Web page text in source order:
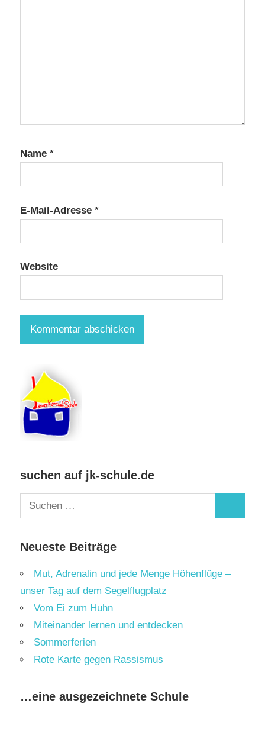
Name *
E-Mail-Adresse *
Website
suchen auf jk-schule.de
Suchen
nach:
Neueste Beiträge
Mut, Adrenalin und jede Menge Höhenflüge –
unser Tag auf dem Segelflugplatz
Vom Ei zum Huhn
Miteinander lernen und entdecken
Sommerferien
Rote Karte gegen Rassismus
…eine ausgezeichnete Schule